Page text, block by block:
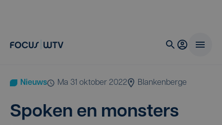
Nieuws ma 31 oktober 2022 Blankenberge
Spo­ken en mon­sters